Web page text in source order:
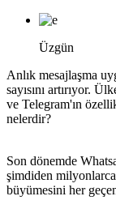
Üzgün
Anlık mesajlaşma
sayısını artırıyor.
ve Telegram'ın
nelerdir?
Son dönemde
şimdiden milyonlarca
büyümesini her